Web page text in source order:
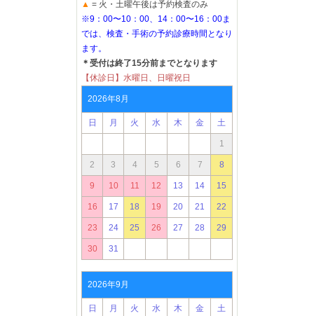
▲ = 火・土曜午後は予約検査のみ
※9：00〜10：00、14：00〜16：00ま
では、検査・手術の予約診療時間となり
ます。
＊受付は終了15分前までとなります
【休診日】水曜日、日曜祝日
2026年8月
日 月 火 水 木 金 土
1
2 3 4 5 6 7 8
9 10 11 12 13 14 15
16 17 18 19 20 21 22
23 24 25 26 27 28 29
30 31
2026年9月
日 月 火 水 木 金 土